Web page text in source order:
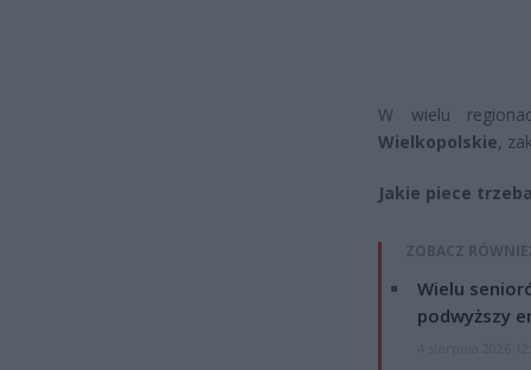
W wielu
Wielkopolskie,
Jakie piece
ZOBACZ
Wielu
podwyższy